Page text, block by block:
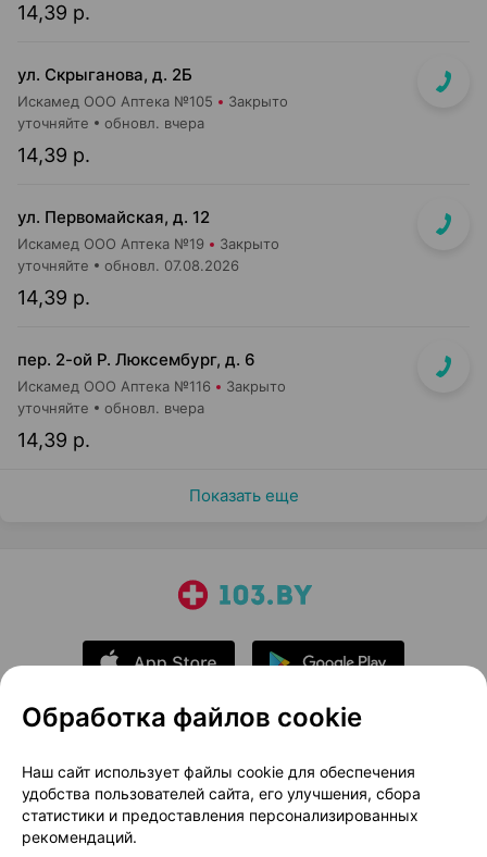
14,39 р.
ул. Скрыганова, д. 2Б
Искамед ООО Аптека №105 Закрыто
14,39 р.
уточняйте обновл. вчера
ул. Первомайская, д. 12
Искамед ООО Аптека №19 Закрыто
14,39 р.
уточняйте обновл. 07.08.2026
пер. 2-ой Р. Люксембург, д. 6
Искамед ООО Аптека №116 Закрыто
14,39 р.
уточняйте обновл. вчера
Показать еще
О проекте
Новости проекта
Размещение рекламы
Медицинский маркетинг
Публичный договор
Доставка
Обработка файлов cookie
Наш сайт использует файлы cookie для обеспечения
удобства пользователей сайта, его улучшения, сбора
статистики и предоставления персонализированных
рекомендаций.